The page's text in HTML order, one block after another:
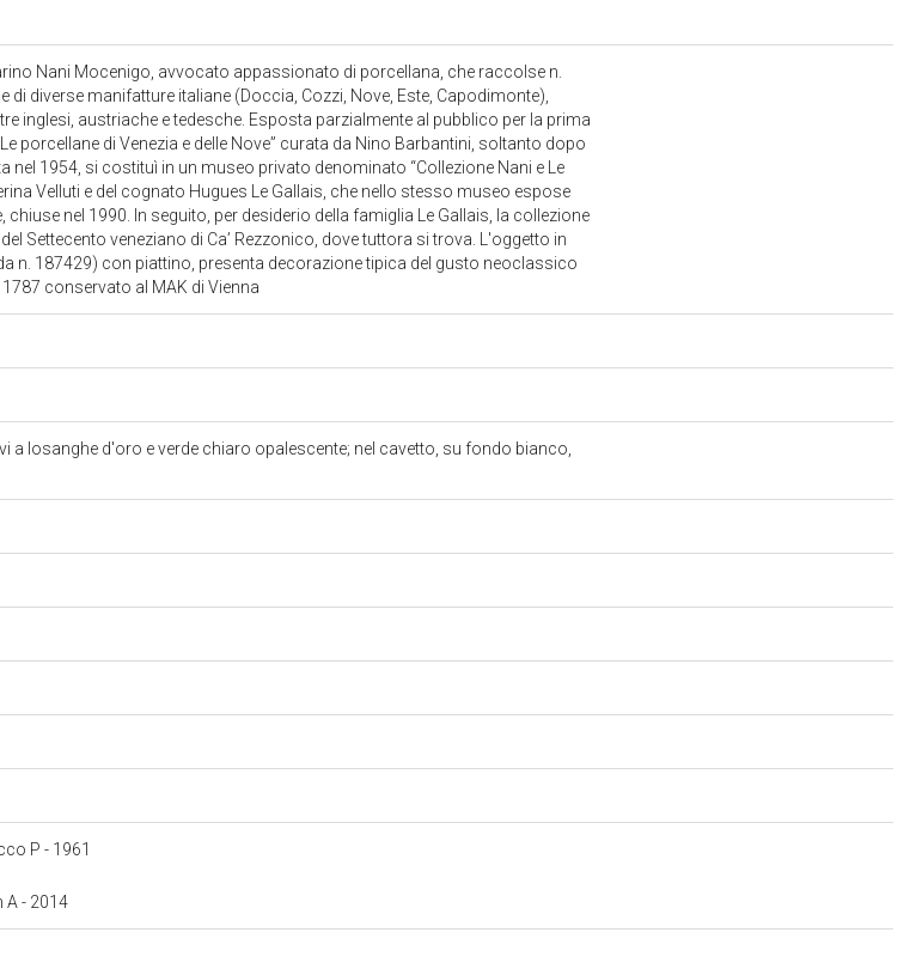
Nani Mocenigo, avvocato appassionato di porcellana, che raccolse n.
diverse manifatture italiane (Doccia, Cozzi, Nove, Este, Capodimonte),
inglesi, austriache e tedesche. Esposta parzialmente al pubblico per la prima
porcellane di Venezia e delle Nove” curata da Nino Barbantini, soltanto dopo
nel 1954, si costituì in un museo privato denominato “Collezione Nani e Le
Velluti e del cognato Hugues Le Gallais, che nello stesso museo espose
nel 1990. In seguito, per desiderio della famiglia Le Gallais, la collezione
Settecento veneziano di Ca’ Rezzonico, dove tuttora si trova. L'oggetto in
n. 187429) con piattino, presenta decorazione tipica del gusto neoclassico
conservato al MAK di Vienna
a losanghe d'oro e verde chiaro opalescente; nel cavetto, su fondo bianco,
P - 1961
A - 2014